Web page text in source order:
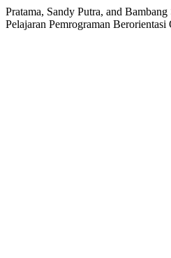
Pratama, Sandy Putra, and
Pelajaran Pemrograman Berorientasi